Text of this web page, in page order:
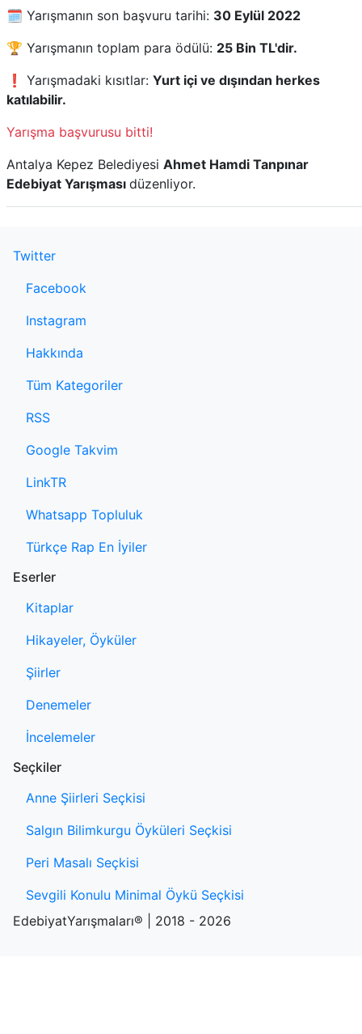
🗓️ Yarışmanın son başvuru tarihi: 30 Eylül 2022
🏆 Yarışmanın toplam para ödülü: 25 Bin TL'dir.
❗ Yarışmadaki kısıtlar: Yurt içi ve dışından herkes
katılabilir.
Yarışma başvurusu bitti!
Antalya Kepez Belediyesi Ahmet Hamdi Tanpınar
Edebiyat Yarışması düzenliyor.
Twitter
Facebook
Instagram
Hakkında
Tüm Kategoriler
RSS
Google Takvim
LinkTR
Whatsapp Topluluk
Türkçe Rap En İyiler
Eserler
Kitaplar
Hikayeler, Öyküler
Şiirler
Denemeler
İncelemeler
Seçkiler
Anne Şiirleri Seçkisi
Salgın Bilimkurgu Öyküleri Seçkisi
Peri Masalı Seçkisi
Sevgili Konulu Minimal Öykü Seçkisi
EdebiyatYarışmaları® | 2018 - 2026